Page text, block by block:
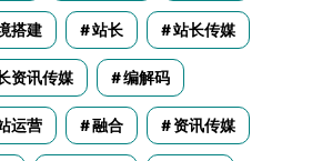
搭建 站长 站长传媒
资讯传媒 编解码
运营 融合 资讯传媒